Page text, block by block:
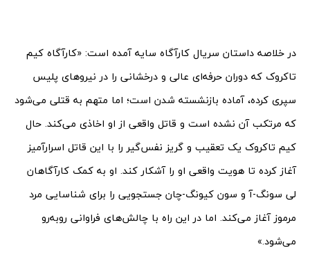
در خلاصه داستان سریال کارآگاه سایه آمده است: «کارآگاه کیم
تاکروک که دوران حرفه‌ای عالی و درخشانی را در نیروهای پلیس
سپری کرده، آماده بازنشسته شدن است؛ اما متهم به قتلی می‌شود
که مرتکب آن نشده است و قاتل واقعی از او اخاذی می‌کند. حال
کیم تاکروک یک تعقیب و گریز نفس‌گیر را با این قاتل اسرارآمیز
آغاز کرده تا هویت واقعی او را آشکار کند. او به کمک کارآگاهان
لی سونگ-آ و سون کیونگ-چان جستجویی را برای شناسایی مرد
مرموز آغاز می‌کند. اما در این راه با چالش‌های فراوانی روبه‌رو
می‌شود.»